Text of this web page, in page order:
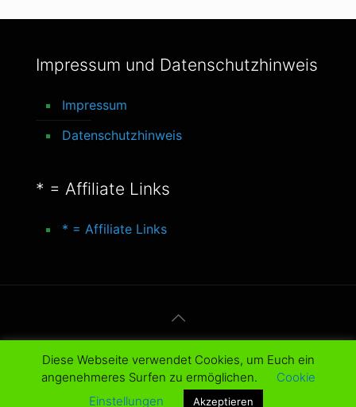
Impressum und Datenschutzhinweis
Impressum
Datenschutzhinweis
* = Affiliate Links
* = Affiliate Links
© 2016-2025 better-life-blog. All Rights
Reserved.
Diese Webseite verwendet Cookies, um Euch ein
angenehmeres Surfen zu ermöglichen.
Cookie
Einstellungen
Akzeptieren